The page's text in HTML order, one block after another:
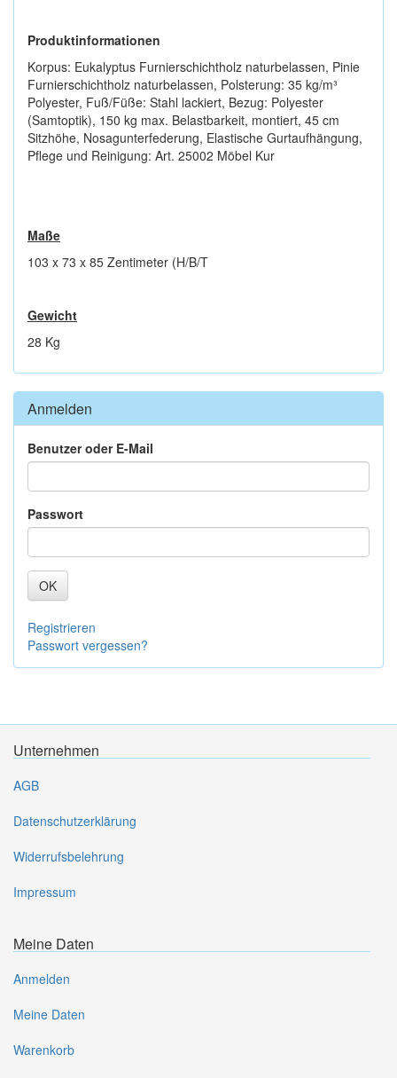
Produktinformationen
Korpus: Eukalyptus Furnierschichtholz naturbelassen, Pinie
Furnierschichtholz naturbelassen, Polsterung: 35 kg/m³
Polyester, Fuß/Füße: Stahl lackiert, Bezug: Polyester
(Samtoptik), 150 kg max. Belastbarkeit, montiert, 45 cm
Sitzhöhe, Nosagunterfederung, Elastische Gurtaufhängung,
Pflege und Reinigung: Art. 25002 Möbel Kur
Maße
103 x 73 x 85 Zentimeter (H/B/T
Gewicht
28 Kg
Anmelden
Benutzer oder E-Mail
Passwort
OK
Registrieren
Passwort vergessen?
Unternehmen
AGB
Datenschutzerklärung
Widerrufsbelehrung
Impressum
Meine Daten
Anmelden
Meine Daten
Warenkorb